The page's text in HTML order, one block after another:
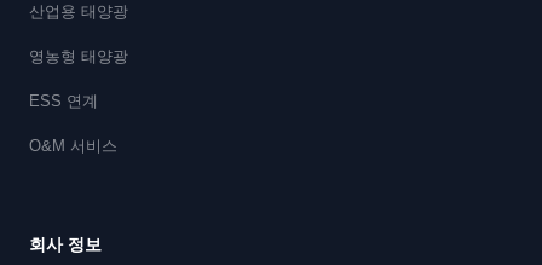
산업용 태양광
영농형 태양광
ESS 연계
O&M 서비스
회사 정보